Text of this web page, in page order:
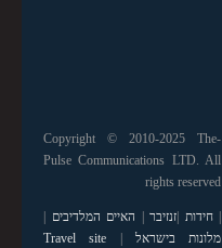
Copyright © 2010-2025 The-
Pulse Communications LTD. All
rights reserved
|חידות זנזיבר האיים המלדיבים
מלונות בישראל
Travel site